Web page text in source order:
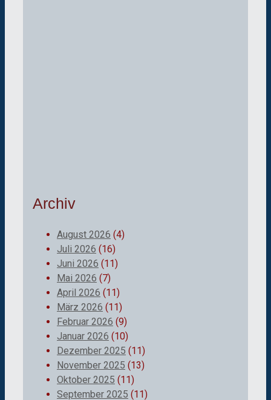
Archiv
August 2026 (4)
Juli 2026 (16)
Juni 2026 (11)
Mai 2026 (7)
April 2026 (11)
März 2026 (11)
Februar 2026 (9)
Januar 2026 (10)
Dezember 2025 (11)
November 2025 (13)
Oktober 2025 (11)
September 2025 (11)